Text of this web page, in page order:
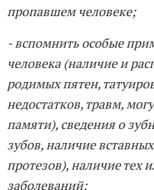
пропавшем человеке;
- вспомнить особые
человека (наличие и
родимых пятен,
недостатков, травм,
памяти), сведения о
зубов, наличие
протезов), наличие тех
заболеваний;